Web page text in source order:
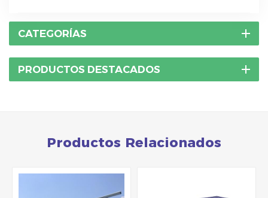
CATEGORÍAS
PRODUCTOS DESTACADOS
Productos Relacionados